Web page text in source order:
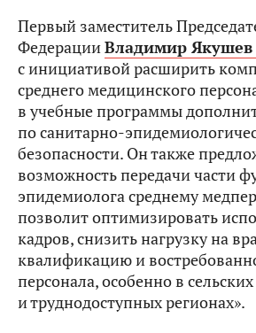
Первый заместитель
ФедерацииВладимир Якушев
с инициативой расширить
среднего медицинского
в учебные программы
по санитарно-
безопасности. Он также
возможность передачи части
эпидемиолога среднему
позволит оптимизировать
кадров, снизить нагрузку на
квалификацию и
персонала, особенно в сельских
и труднодоступных регионах».